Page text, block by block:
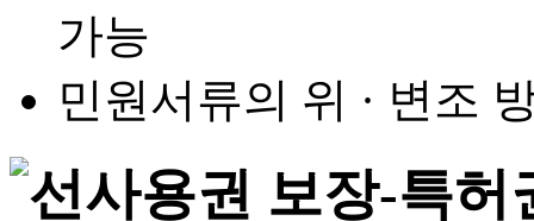
가능
민원서류의 위 · 변조